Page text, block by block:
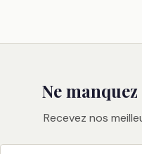
Ne
Recevez nos